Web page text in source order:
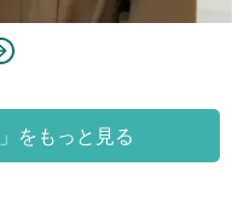
をもっと見る